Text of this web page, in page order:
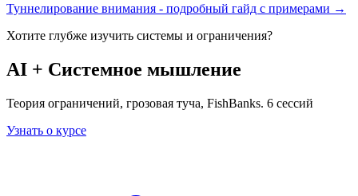
Туннелирование внимания - подробный гайд с примерами →
Хотите глубже изучить системы и ограничения?
AI + Системное мышление
Теория ограничений, грозовая туча, FishBanks. 6 сессий
Узнать о курсе